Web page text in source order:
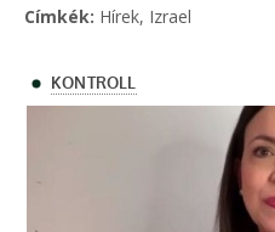
Címkék: Címkék
Hírek, Izrael